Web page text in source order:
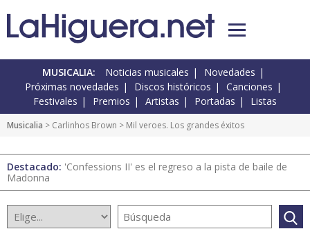
MUSICALIA: Noticias musicales
Novedades
Próximas novedades
Discos históricos
Canciones
Festivales
Premios Artistas Portadas Listas
Musicalia > Carlinhos Brown > Mil veroes. Los grandes éxitos
Destacado: 'Confessions II' es el regreso a la pista de baile de
Madonna